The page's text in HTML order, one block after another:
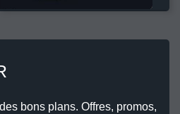
bons plans. Offres, promos,